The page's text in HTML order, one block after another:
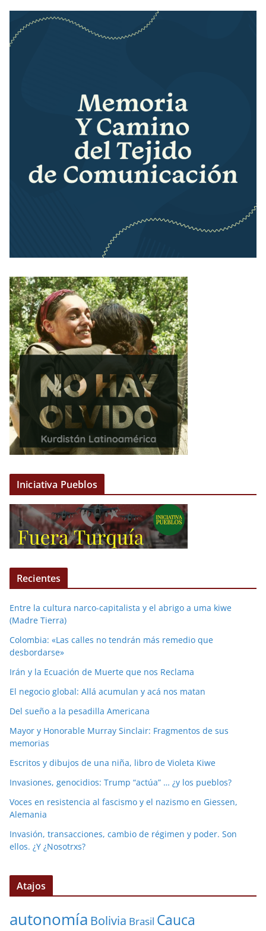
Iniciativa Pueblos
Recientes
Entre la cultura narco-capitalista y el abrigo a uma kiwe
(Madre Tierra)
Colombia: «Las calles no tendrán más remedio que
desbordarse»
Irán y la Ecuación de Muerte que nos Reclama
El negocio global: Allá acumulan y acá nos matan
Del sueño a la pesadilla Americana
Mayor y Honorable Murray Sinclair: Fragmentos de sus
memorias
Escritos y dibujos de una niña, libro de Violeta Kiwe
Invasiones, genocidios: Trump “actúa” … ¿y los pueblos?
Voces en resistencia al fascismo y el nazismo en Giessen,
Alemania
Invasión, transacciones, cambio de régimen y poder. Son
ellos. ¿Y ¿Nosotrxs?
Atajos
autonomía Bolivia Brasil Cauca